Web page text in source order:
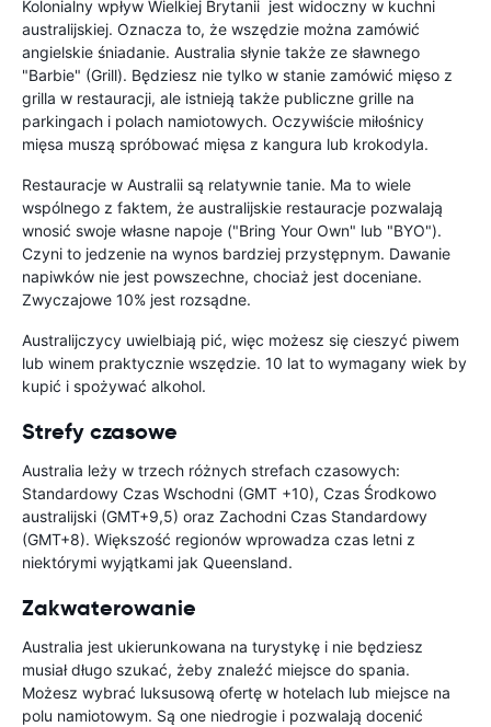
Kolonialny wpływ Wielkiej Brytanii jest widoczny w kuchni
australijskiej. Oznacza to, że wszędzie można zamówić
angielskie śniadanie. Australia słynie także ze sławnego
"Barbie" (Grill). Będziesz nie tylko w stanie zamówić mięso z
grilla w restauracji, ale istnieją także publiczne grille na
parkingach i polach namiotowych. Oczywiście miłośnicy
mięsa muszą spróbować mięsa z kangura lub krokodyla.
Restauracje w Australii są relatywnie tanie. Ma to wiele
wspólnego z faktem, że australijskie restauracje pozwalają
wnosić swoje własne napoje ("Bring Your Own" lub "BYO").
Czyni to jedzenie na wynos bardziej przystępnym. Dawanie
napiwków nie jest powszechne, chociaż jest doceniane.
Zwyczajowe 10% jest rozsądne.
Australijczycy uwielbiają pić, więc możesz się cieszyć piwem
lub winem praktycznie wszędzie. 10 lat to wymagany wiek by
kupić i spożywać alkohol.
Strefy czasowe
Australia leży w trzech różnych strefach czasowych:
Standardowy Czas Wschodni (GMT +10), Czas Środkowo
australijski (GMT+9,5) oraz Zachodni Czas Standardowy
(GMT+8). Większość regionów wprowadza czas letni z
niektórymi wyjątkami jak Queensland.
Zakwaterowanie
Australia jest ukierunkowana na turystykę i nie będziesz
musiał długo szukać, żeby znaleźć miejsce do spania.
Możesz wybrać luksusową ofertę w hotelach lub miejsce na
polu namiotowym. Są one niedrogie i pozwalają docenić